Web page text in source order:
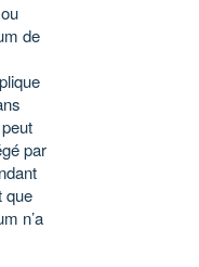
de
par
que
n’a